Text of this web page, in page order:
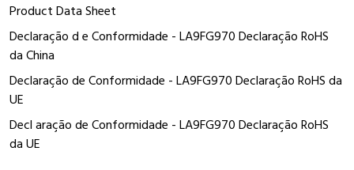
Product Data Sheet
Declaração d e Conformidade - LA9FG970 Declaração RoHS
da China
Declaração de Conformidade - LA9FG970 Declaração RoHS da
UE
Decl aração de Conformidade - LA9FG970 Declaração RoHS
da UE